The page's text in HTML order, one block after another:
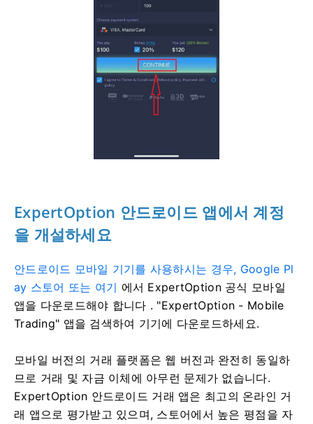
ExpertOption 안드로이드 앱에서 계정
을 개설하세요
안드로이드 모바일 기기를 사용하시는 경우, Google Pl
ay 스토어 또는 여기 에서 ExpertOption 공식 모바일
앱을 다운로드해야 합니다 . "ExpertOption - Mobile
Trading" 앱을 검색하여 기기에 다운로드하세요.
모바일 버전의 거래 플랫폼은 웹 버전과 완전히 동일하
므로 거래 및 자금 이체에 아무런 문제가 없습니다.
ExpertOption 안드로이드 거래 앱은 최고의 온라인 거
래 앱으로 평가받고 있으며, 스토어에서 높은 평점을 자